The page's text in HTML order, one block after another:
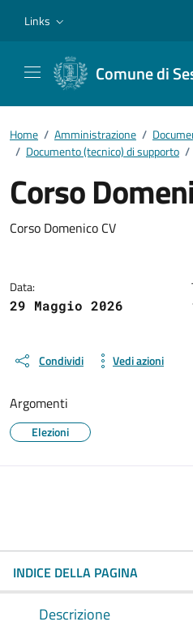
Links
Comune di
Home / Amministrazione /
/ Documento (tecnico) di supporto /
Corso
Dettagli del
Corso Domenico CV
Data:
29 Maggio 2026
Condividi Vedi azioni
Argomenti
Elezioni
INDICE DELLA PAGINA
Descrizione